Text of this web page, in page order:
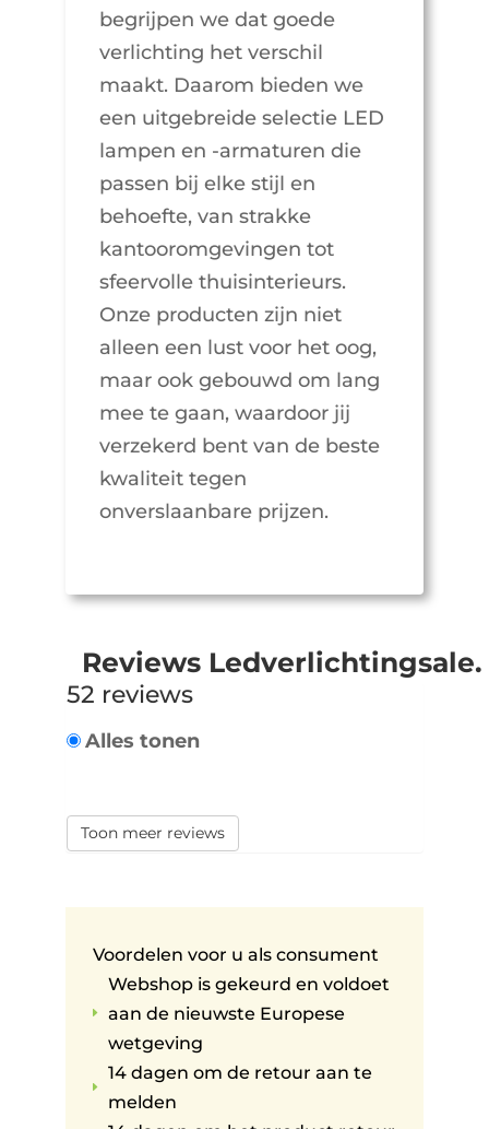
begrijpen we dat goede
verlichting het verschil
maakt. Daarom bieden we
een uitgebreide selectie LED
lampen en -armaturen die
passen bij elke stijl en
behoefte, van strakke
kantooromgevingen tot
sfeervolle thuisinterieurs.
Onze producten zijn niet
alleen een lust voor het oog,
maar ook gebouwd om lang
mee te gaan, waardoor jij
verzekerd bent van de beste
kwaliteit tegen
onverslaanbare prijzen.
Reviews Ledverlichtingsale.
52 reviews
Alles tonen
Toon meer reviews
Voordelen voor u als consument
E
Webshop is gekeurd en voldoet
aan de nieuwste Europese
wetgeving
E
14 dagen om de retour aan te
melden